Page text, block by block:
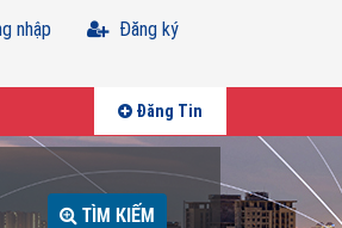
Đăng ký
nhập
Đăng Tin
TÌM KIẾM